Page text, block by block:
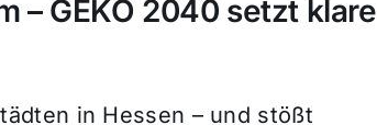
– GEKO 2040 setzt klare
in Hessen – und stößt